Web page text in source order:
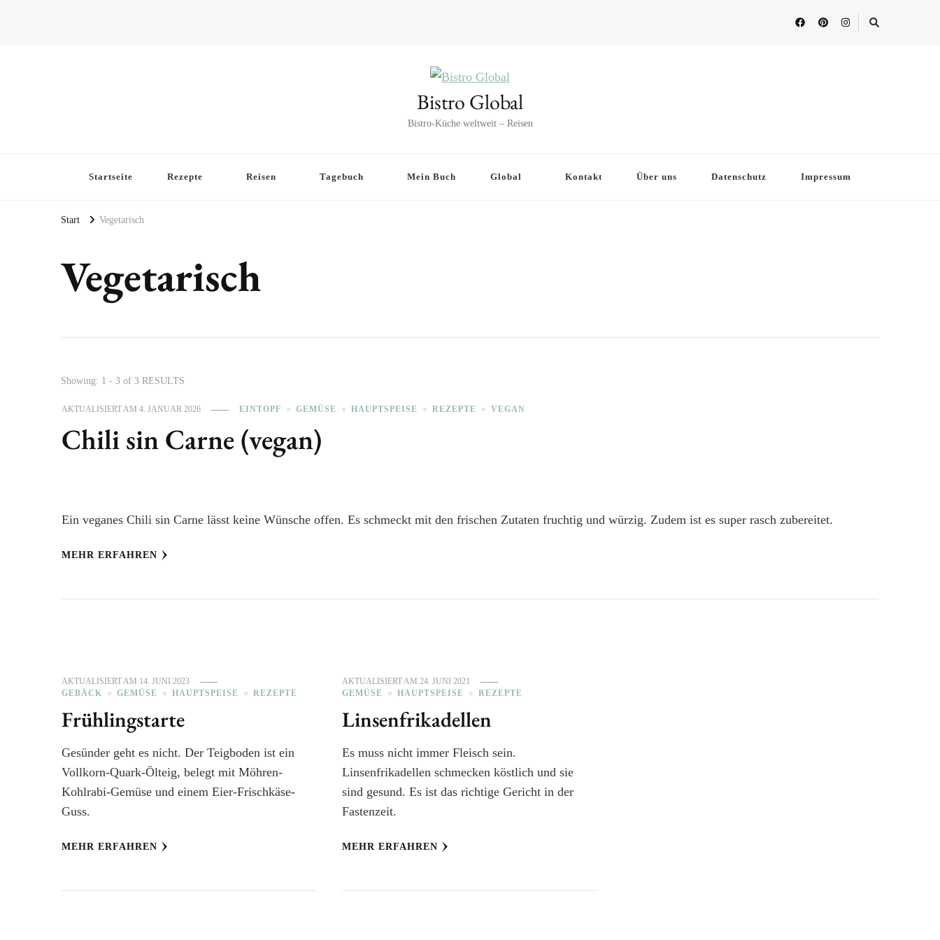
Bistro Global
Bistro-Küche weltweit – Reisen
Startseite Rezepte Reisen Tagebuch Mein Buch Global Kontakt Über uns Datenschutz Impressum
Start Vegetarisch
Vegetarisch
Showing: 1 - 3 of 3 RESULTS
AKTUALISIERT AM 4. JANUAR 2026 EINTOPF GEMÜSE HAUPTSPEISE REZEPTE VEGAN
Chili sin Carne (vegan)
Ein veganes Chili sin Carne lässt keine Wünsche offen. Es schmeckt mit den frischen Zutaten fruchtig und würzig. Zudem ist es super rasch zubereitet.
MEHR ERFAHREN
AKTUALISIERT AM 14. JUNI 2023
GEBÄCK
GEMÜSE HAUPTSPEISE REZEPTE
Frühlingstarte
Gesünder geht es nicht. Der Teigboden ist ein
Vollkorn-Quark-Ölteig, belegt mit Möhren-
Kohlrabi-Gemüse und einem Eier-Frischkäse-
Guss.
MEHR ERFAHREN
AKTUALISIERT AM24. JUNI 2021
GEMÜSE
HAUPTSPEISE REZEPTE
Linsenfrikadellen
Es muss nicht immer Fleisch sein.
Linsenfrikadellen schmecken köstlich und sie
sind gesund. Es ist das richtige Gericht in der
Fastenzeit.
MEHR ERFAHREN